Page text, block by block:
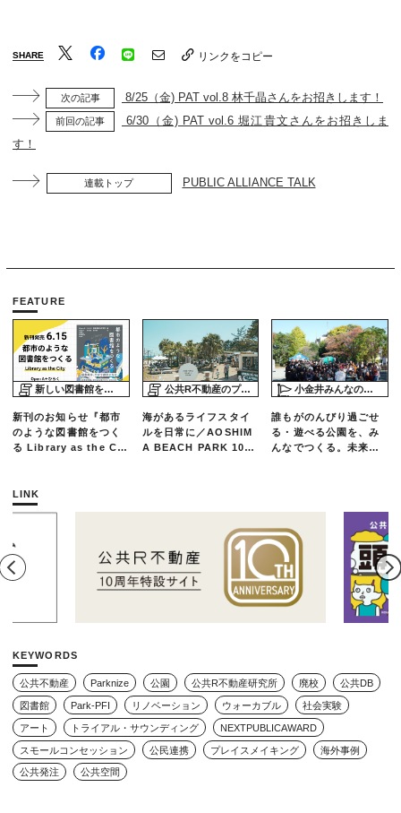
SHARE リンクをコピー
次の記事 8/25（金) PAT vol.8 林千晶さんをお招きします！
前回の記事
6/30（金) PAT vol.6 堀江貴文さんをお招きしま
す！
連載トップ PUBLIC ALLIANCE TALK
FEATURE
新しい図書館をめぐる旅
新刊のお知らせ『都市
のような図書館をつく
る Library as the Cit
公共R不動産のプロジェクトスタディ
海があるライフスタイ
ルを日常に／AOSHIM
A BEACH PARK 10年
小金井みんなの公園プロジェクト「play here」
誰もがのんびり過ごせ
る・遊べる公園を、み
んなでつくる。未来の
LINK
KEYWORDS
公共不動産 Parknize 公園 公共R不動産研究所 廃校 公共DB
図書館 Park-PFI リノベーション ウォーカブル 社会実験
アート トライアル・サウンディング NEXTPUBLICAWARD
スモールコンセッション 公民連携 プレイスメイキング 海外事例
公共発注 公共空間